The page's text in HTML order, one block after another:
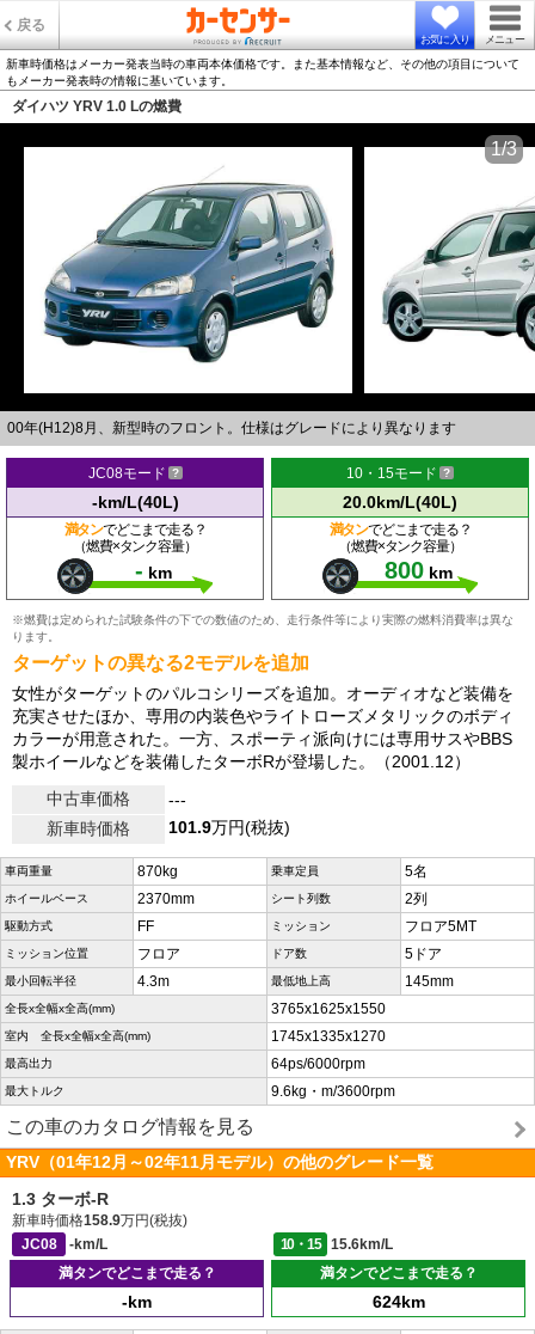
戻る
お気に入り メニュー
新車時価格はメーカー発表当時の車両本体価格です。また基本情報など、その他の項目について
もメーカー発表時の情報に基いています。
ダイハツ YRV 1.0 Lの燃費
00年(H12)8月、新型時のフロント。仕様はグレードにより異なります
1/3
JC08モード
-km/L(40L)
満タンでどこまで走る？
（燃費×タンク容量）
- km
10・15モード
20.0km/L(40L)
満タンでどこまで走る？
（燃費×タンク容量）
800 km
※燃費は定められた試験条件の下での数値のため、走行条件等により実際の燃料消費率は異な
ります。
ターゲットの異なる2モデルを追加
女性がターゲットのパルコシリーズを追加。オーディオなど装備を
充実させたほか、専用の内装色やライトローズメタリックのボディ
カラーが用意された。一方、スポーティ派向けには専用サスやBBS
製ホイールなどを装備したターボRが登場した。（2001.12）
中古車価格
---
新車時価格
101.9万円(税抜)
車両重量 870kg 乗車定員 5名
ホイールベース 2370mm シート列数 2列
駆動方式 FF ミッション フロア5MT
ミッション位置 フロア ドア数 5ドア
最小回転半径 4.3m 最低地上高 145mm
全長x全幅x全高(mm) 3765x1625x1550
室内 全長x全幅x全高(mm) 1745x1335x1270
最高出力 64ps/6000rpm
最大トルク 9.6kg・m/3600rpm
この車のカタログ情報を見る
YRV（01年12月～02年11月モデル）の他のグレード一覧
1.3 ターボ-R
新車時価格158.9万円(税抜)
JC08
-km/L 10・15
15.6km/L
満タンでどこまで走る？
-km
満タンでどこまで走る？
624km